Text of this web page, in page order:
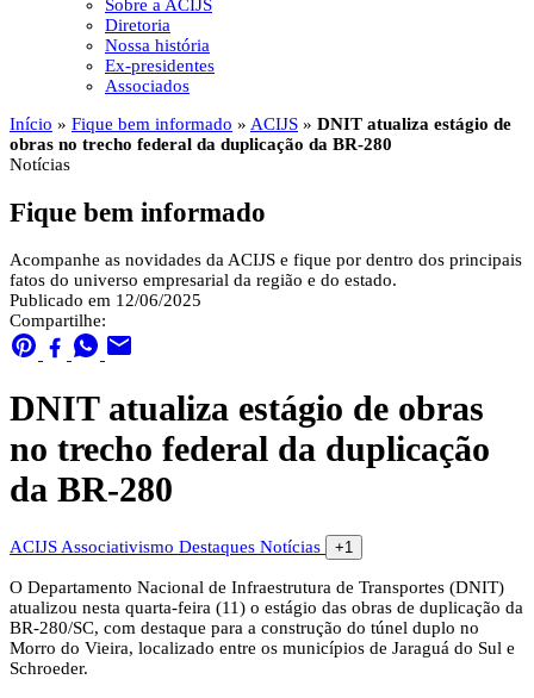
Sobre a ACIJS
Diretoria
Nossa história
Ex-presidentes
Associados
Início » Fique bem informado » ACIJS » DNIT atualiza estágio de
obras no trecho federal da duplicação da BR-280
Notícias
Fique bem informado
Acompanhe as novidades da ACIJS e fique por dentro dos principais
fatos do universo empresarial da região e do estado.
Publicado em 12/06/2025
Compartilhe:
DNIT atualiza estágio de obras
no trecho federal da duplicação
da BR-280
ACIJS Associativismo Destaques Notícias +1
O Departamento Nacional de Infraestrutura de Transportes (DNIT)
atualizou nesta quarta-feira (11) o estágio das obras de duplicação da
BR-280/SC, com destaque para a construção do túnel duplo no
Morro do Vieira, localizado entre os municípios de Jaraguá do Sul e
Schroeder.